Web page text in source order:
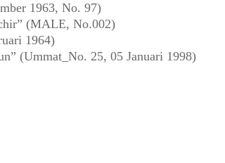
1963, No. 97)
(MALE, No.002)
1964)
(Ummat_No. 25, 05 Januari 1998)